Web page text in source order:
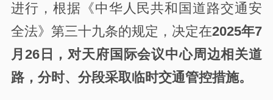
进行，根据《中华人民共和国道路交通安
全法》第三十九条的规定，决定在2025年7
月26日，对天府国际会议中心周边相关道
路，分时、分段采取临时交通管控措施。